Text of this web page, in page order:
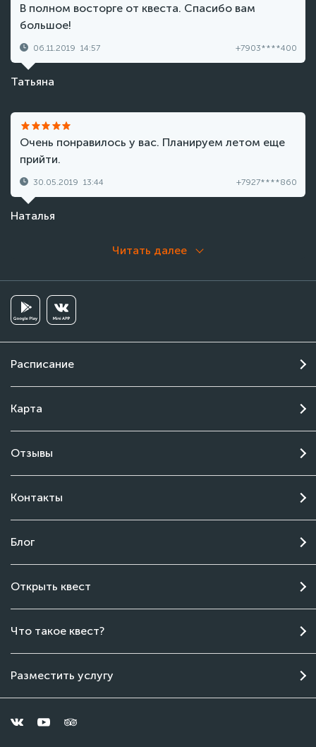
В полном восторге от квеста. Спасибо вам
большое!
06.11.2019 14:57 +7903****400
Татьяна
Очень понравилось у вас. Планируем летом еще
прийти.
30.05.2019 13:44 +7927****860
Наталья
Читать далее
Расписание
Карта
Отзывы
Контакты
Блог
Открыть квест
Что такое квест?
Разместить услугу
Онлайн